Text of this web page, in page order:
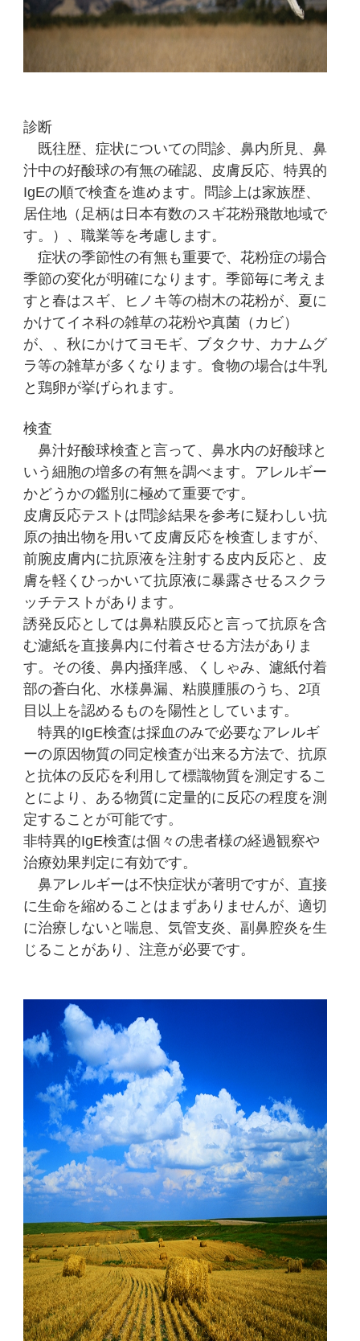
診断
既往歴、症状についての問診、鼻内所見、鼻
汁中の好酸球の有無の確認、皮膚反応、特異的
IgEの順で検査を進めます。問診上は家族歴、
居住地（足柄は日本有数のスギ花粉飛散地域で
す。）、職業等を考慮します。
症状の季節性の有無も重要で、花粉症の場合
季節の変化が明確になります。季節毎に考えま
すと春はスギ、ヒノキ等の樹木の花粉が、夏に
かけてイネ科の雑草の花粉や真菌（カビ）
が、、秋にかけてヨモギ、ブタクサ、カナムグ
ラ等の雑草が多くなります。食物の場合は牛乳
と鶏卵が挙げられます。
検査
鼻汁好酸球検査と言って、鼻水内の好酸球と
いう細胞の増多の有無を調べます。アレルギー
かどうかの鑑別に極めて重要です。
皮膚反応テストは問診結果を参考に疑わしい抗
原の抽出物を用いて皮膚反応を検査しますが、
前腕皮膚内に抗原液を注射する皮内反応と、皮
膚を軽くひっかいて抗原液に暴露させるスクラ
ッチテストがあります。
誘発反応としては鼻粘膜反応と言って抗原を含
む濾紙を直接鼻内に付着させる方法がありま
す。その後、鼻内掻痒感、くしゃみ、濾紙付着
部の蒼白化、水様鼻漏、粘膜腫脹のうち、2項
目以上を認めるものを陽性としています。
特異的IgE検査は採血のみで必要なアレルギ
ーの原因物質の同定検査が出来る方法で、抗原
と抗体の反応を利用して標識物質を測定するこ
とにより、ある物質に定量的に反応の程度を測
定することが可能です。
非特異的IgE検査は個々の患者様の経過観察や
治療効果判定に有効です。
鼻アレルギーは不快症状が著明ですが、直接
に生命を縮めることはまずありませんが、適切
に治療しないと喘息、気管支炎、副鼻腔炎を生
じることがあり、注意が必要です。